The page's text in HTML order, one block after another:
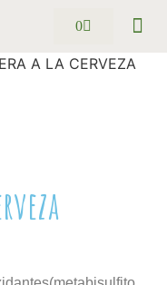
0
A LA CERVEZA